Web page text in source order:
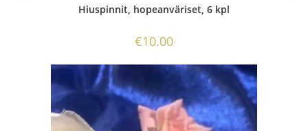
Hiuspinnit, hopeanväriset, 6 kpl
€10.00